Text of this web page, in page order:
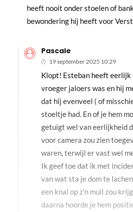
heeft nooit onder stoelen of
bewondering hij heeft voor
Pascale
19 september 2025 10:29
Klopt! Esteban heeft eerlijk
vroeger jaloers was en hij
dat hij evenveel ( of
stoeltje had. En of je hem
getuigt wel van eerlijkheid
voor camera zou zien
waren, terwijl er vast wel
Ik geef toe dat ik met
van wat sta je dom te
een knal op z'n muil zou
daarna hoorde je hem